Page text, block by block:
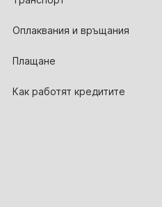
Оплаквания и връщания
Плащане
Как работят кредитите